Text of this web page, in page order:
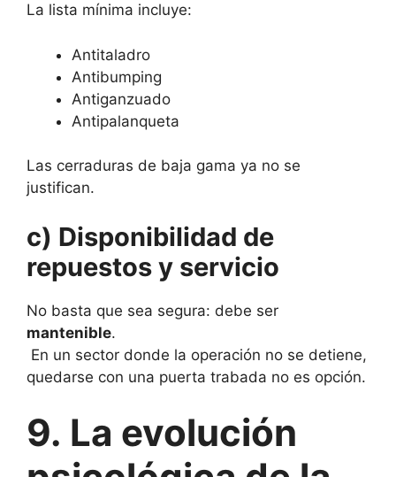
La lista mínima incluye:
Antitaladro
Antibumping
Antiganzuado
Antipalanqueta
Las cerraduras de baja gama ya no se
justifican.
c) Disponibilidad de
repuestos y servicio
No basta que sea segura: debe ser
mantenible.
En un sector donde la operación no se detiene,
quedarse con una puerta trabada no es opción.
9. La evolución